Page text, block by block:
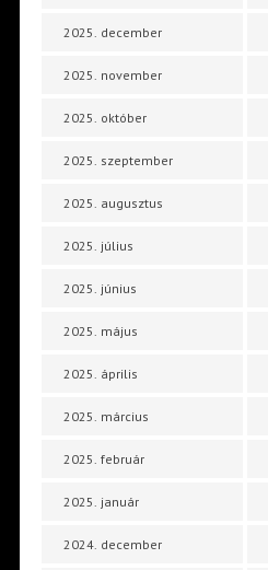
2025. december
2025. november
2025. október
2025. szeptember
2025. augusztus
2025. július
2025. június
2025. május
2025. április
2025. március
2025. február
2025. január
2024. december